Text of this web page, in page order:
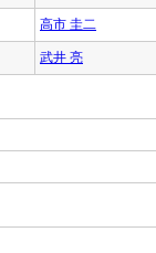
高市 圭二
武井 亮